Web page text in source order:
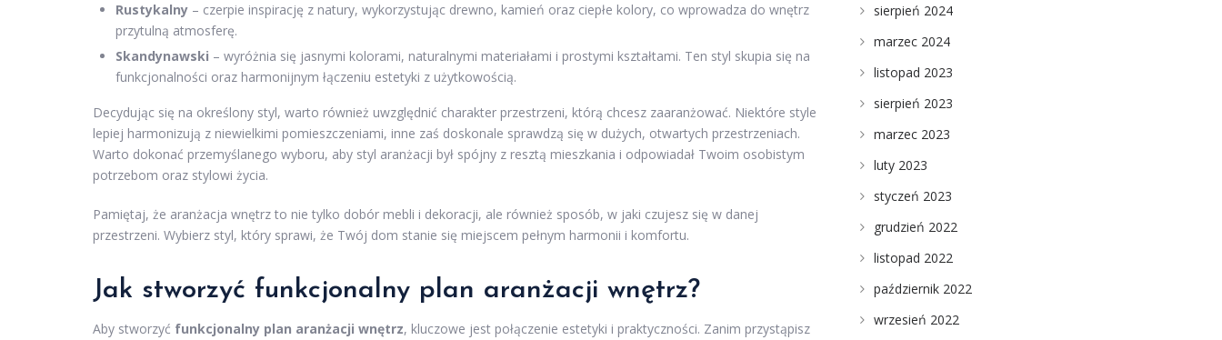
Rustykalny – czerpie inspirację z natury, wykorzystując drewno, kamień oraz ciepłe kolory, co wprowadza do wnętrz
przytulną atmosferę.
Skandynawski – wyróżnia się jasnymi kolorami, naturalnymi materiałami i prostymi kształtami. Ten styl skupia się na
funkcjonalności oraz harmonijnym łączeniu estetyki z użytkowością.
Decydując się na określony styl, warto również uwzględnić charakter przestrzeni, którą chcesz zaaranżować. Niektóre style
lepiej harmonizują z niewielkimi pomieszczeniami, inne zaś doskonale sprawdzą się w dużych, otwartych przestrzeniach.
Warto dokonać przemyślanego wyboru, aby styl aranżacji był spójny z resztą mieszkania i odpowiadał Twoim osobistym
potrzebom oraz stylowi życia.
Pamiętaj, że aranżacja wnętrz to nie tylko dobór mebli i dekoracji, ale również sposób, w jaki czujesz się w danej
przestrzeni. Wybierz styl, który sprawi, że Twój dom stanie się miejscem pełnym harmonii i komfortu.
Jak stworzyć funkcjonalny plan aranżacji wnętrz?
Aby stworzyć funkcjonalny plan aranżacji wnętrz, kluczowe jest połączenie estetyki i praktyczności. Zanim przystąpisz
sierpień 2024
marzec 2024
listopad 2023
sierpień 2023
marzec 2023
luty 2023
styczeń 2023
grudzień 2022
listopad 2022
październik 2022
wrzesień 2022